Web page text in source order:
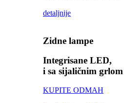
detaljnije
Zidne lampe
Integrisane LED,
i sa sijaličnim grlom
KUPITE ODMAH